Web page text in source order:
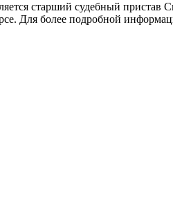
старший судебный пристав
Для более подробной